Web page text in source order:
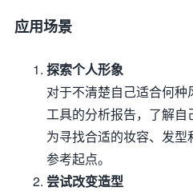
应用场景
探索个人形象
对于不清楚自己适合何
工具的分析报告，了解自
为寻找合适的妆容、发
参考起点。
尝试改变造型